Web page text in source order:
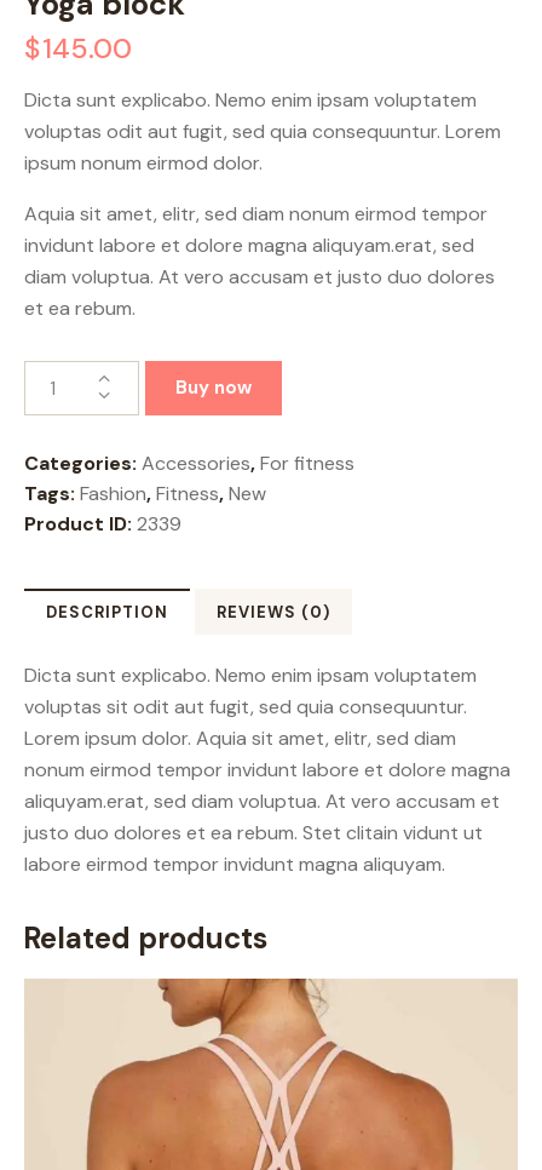
$145.00
Dicta sunt explicabo. Nemo enim ipsam voluptatem
voluptas odit aut fugit, sed quia consequuntur. Lorem
ipsum nonum eirmod dolor.
Aquia sit amet, elitr, sed diam nonum eirmod tempor
invidunt labore et dolore magna aliquyam.erat, sed
diam voluptua. At vero accusam et justo duo dolores
et ea rebum.
Buy now
Categories: Accessories,For fitness
Tags: Fashion,Fitness,New
Product ID: 2339
DESCRIPTION REVIEWS (0)
Dicta sunt explicabo. Nemo enim ipsam voluptatem
voluptas sit odit aut fugit, sed quia consequuntur.
Lorem ipsum dolor. Aquia sit amet, elitr, sed diam
nonum eirmod tempor invidunt labore et dolore magna
aliquyam.erat, sed diam voluptua. At vero accusam et
justo duo dolores et ea rebum. Stet clitain vidunt ut
labore eirmod tempor invidunt magna aliquyam.
Related products